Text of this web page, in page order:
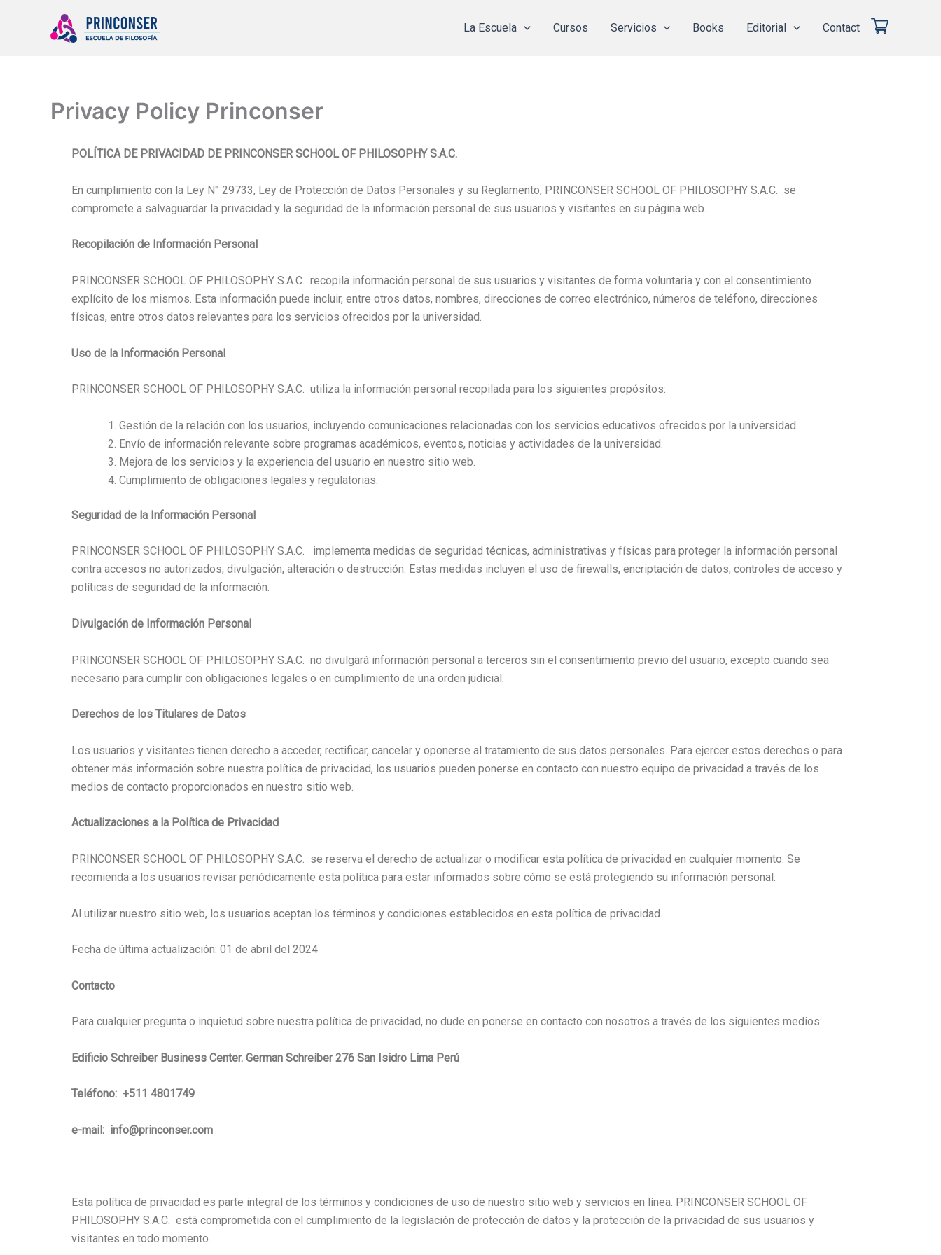
La Escuela Cursos Servicios Books Editorial Contact
Privacy Policy Princonser
POLÍTICA DE PRIVACIDAD DE PRINCONSER SCHOOL OF PHILOSOPHY S.A.C.
En cumplimiento con la Ley N° 29733, Ley de Protección de Datos Personales y su Reglamento, PRINCONSER SCHOOL OF PHILOSOPHY S.A.C. se
compromete a salvaguardar la privacidad y la seguridad de la información personal de sus usuarios y visitantes en su página web.
Recopilación de Información Personal
PRINCONSER SCHOOL OF PHILOSOPHY S.A.C. recopila información personal de sus usuarios y visitantes de forma voluntaria y con el consentimiento
explícito de los mismos. Esta información puede incluir, entre otros datos, nombres, direcciones de correo electrónico, números de teléfono, direcciones
físicas, entre otros datos relevantes para los servicios ofrecidos por la universidad.
Uso de la Información Personal
PRINCONSER SCHOOL OF PHILOSOPHY S.A.C. utiliza la información personal recopilada para los siguientes propósitos:
Gestión de la relación con los usuarios, incluyendo comunicaciones relacionadas con los servicios educativos ofrecidos por la universidad.
Envío de información relevante sobre programas académicos, eventos, noticias y actividades de la universidad.
Mejora de los servicios y la experiencia del usuario en nuestro sitio web.
Cumplimiento de obligaciones legales y regulatorias.
Seguridad de la Información Personal
PRINCONSER SCHOOL OF PHILOSOPHY S.A.C. implementa medidas de seguridad técnicas, administrativas y físicas para proteger la información personal
contra accesos no autorizados, divulgación, alteración o destrucción. Estas medidas incluyen el uso de firewalls, encriptación de datos, controles de acceso y
políticas de seguridad de la información.
Divulgación de Información Personal
PRINCONSER SCHOOL OF PHILOSOPHY S.A.C. no divulgará información personal a terceros sin el consentimiento previo del usuario, excepto cuando sea
necesario para cumplir con obligaciones legales o en cumplimiento de una orden judicial.
Derechos de los Titulares de Datos
Los usuarios y visitantes tienen derecho a acceder, rectificar, cancelar y oponerse al tratamiento de sus datos personales. Para ejercer estos derechos o para
obtener más información sobre nuestra política de privacidad, los usuarios pueden ponerse en contacto con nuestro equipo de privacidad a través de los
medios de contacto proporcionados en nuestro sitio web.
Actualizaciones a la Política de Privacidad
PRINCONSER SCHOOL OF PHILOSOPHY S.A.C. se reserva el derecho de actualizar o modificar esta política de privacidad en cualquier momento. Se
recomienda a los usuarios revisar periódicamente esta política para estar informados sobre cómo se está protegiendo su información personal.
Al utilizar nuestro sitio web, los usuarios aceptan los términos y condiciones establecidos en esta política de privacidad.
Fecha de última actualización: 01 de abril del 2024
Contacto
Para cualquier pregunta o inquietud sobre nuestra política de privacidad, no dude en ponerse en contacto con nosotros a través de los siguientes medios:
Edificio Schreiber Business Center. German Schreiber 276 San Isidro Lima Perú
Teléfono: +511 4801749
e-mail: info@princonser.com
Esta política de privacidad es parte integral de los términos y condiciones de uso de nuestro sitio web y servicios en línea. PRINCONSER SCHOOL OF
PHILOSOPHY S.A.C. está comprometida con el cumplimiento de la legislación de protección de datos y la protección de la privacidad de sus usuarios y
visitantes en todo momento.